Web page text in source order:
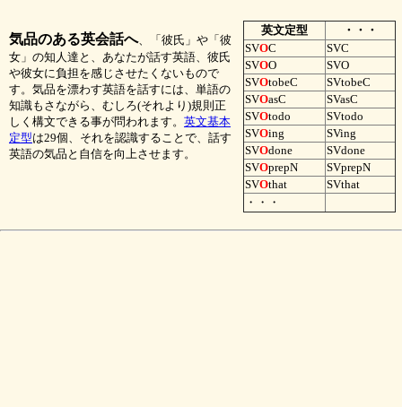
英文定型
・・・
SVOC
SVC
SVOO
SVO
SVOtobeC
SVtobeC
SVOasC
SVasC
SVOtodo
SVtodo
SVOing
SVing
SVOdone
SVdone
SVOprepN
SVprepN
SVOthat
SVthat
・・・
気品のある英会話へ、「彼氏」や「彼
女」の知人達と、あなたが話す英語、彼氏
や彼女に負担を感じさせたくないもので
す。気品を漂わす英語を話すには、単語の
知識もさながら、むしろ(それより)規則正
しく構文できる事が問われます。 英文基本
定型は29個、それを認識することで、話す
英語の気品と自信を向上させます。